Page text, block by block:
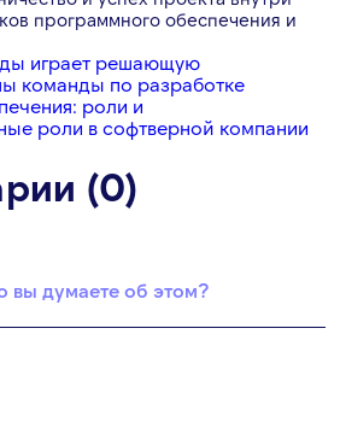
программного обеспечения и
играет решающую
команды по разработке
роли и
роли в софтверной компании
(0)